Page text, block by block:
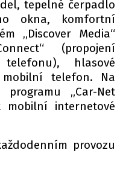
tepelné čerpadlo
okna, komfortní
„Discover Media“
(propojení
hlasové
telefon. Na
„Car-Net
internetové
provozu